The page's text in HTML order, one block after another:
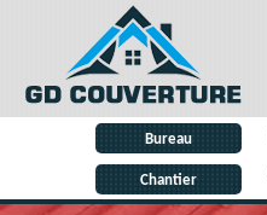
Bureau
Chantier